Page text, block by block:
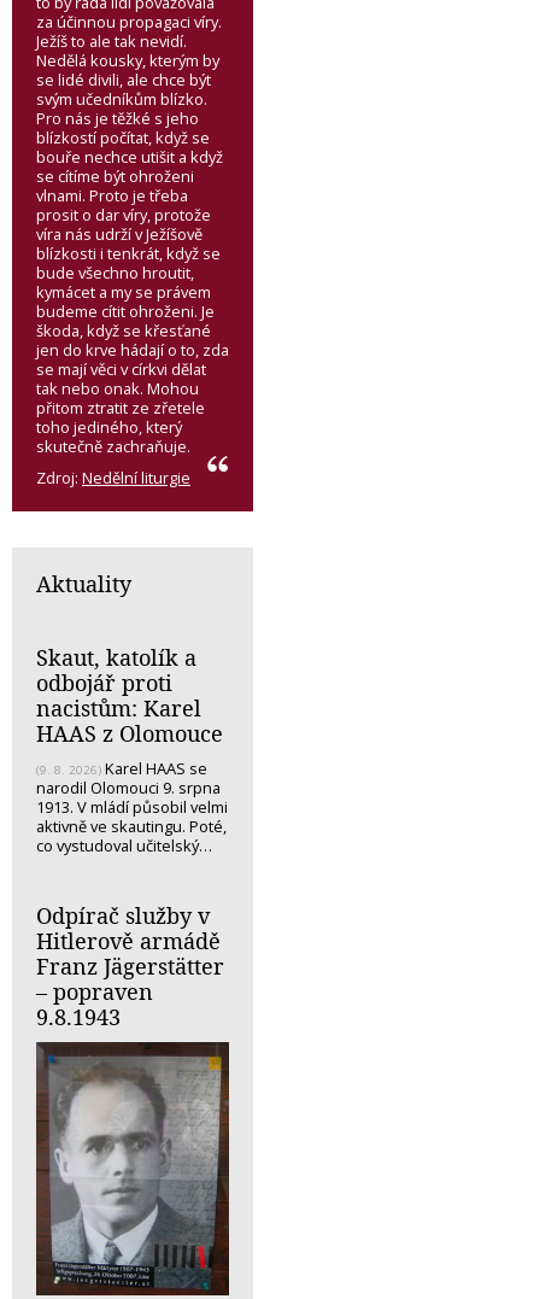
za účinnou propagaci víry.
Ježíš to ale tak nevidí.
Nedělá kousky, kterým by
se lidé divili, ale chce být
svým učedníkům blízko.
Pro nás je těžké s jeho
blízkostí počítat, když se
bouře nechce utišit a když
se cítíme být ohroženi
vlnami. Proto je třeba
prosit o dar víry, protože
víra nás udrží v Ježíšově
blízkosti i tenkrát, když se
bude všechno hroutit,
kymácet a my se právem
budeme cítit ohroženi. Je
škoda, když se křesťané
jen do krve hádají o to, zda
se mají věci v církvi dělat
tak nebo onak. Mohou
přitom ztratit ze zřetele
toho jediného, který
skutečně zachraňuje.
Zdroj: Nedělní liturgie
Aktuality
Skaut, katolík a
odbojář proti
nacistům: Karel
HAAS z Olomouce
(9. 8. 2026) Karel HAAS se
narodil Olomouci 9. srpna
1913. V mládí působil velmi
aktivně ve skautingu. Poté,
co vystudoval učitelský…
Odpírač služby v
Hitlerově armádě
Franz Jägerstätter
– popraven
9.8.1943